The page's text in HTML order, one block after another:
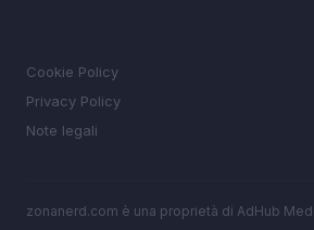
Cookie Policy
Privacy Policy
Note legali
zonanerd.com è una proprietà di AdHub